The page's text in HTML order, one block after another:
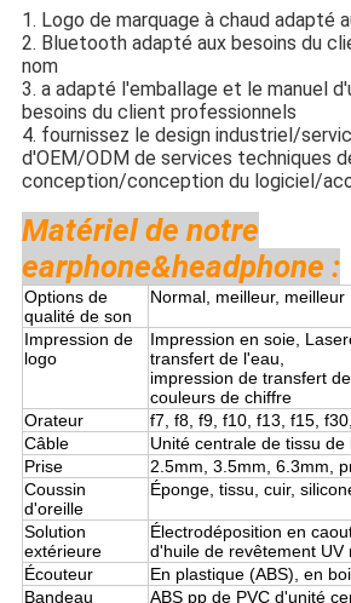
1. Logo de marquage à chaud adapté
2. Bluetooth adapté aux besoins du
nom
3. a adapté l'emballage et le manuel
besoins du client professionnels
4. fournissez le design industriel/
d'OEM/ODM de services techniques
conception/conception du logiciel/
Matériel de notre
earphone&headphone :
Options de
qualité de son
Normal, meilleur, meilleur
Impression de
logo
Impression en soie,
transfert de l'eau,
impression de transfert
couleurs de chiffre
Orateur
f7, f8, f9, f10, f13, f15,
Câble
Unité centrale de tissu de
Prise
2.5mm, 3.5mm, 6.3mm,
Coussin
d'oreille
Éponge, tissu, cuir,
Solution
extérieure
Électrodéposition en
d'huile de revêtement UV
Écouteur
En plastique (ABS), en
Bandeau
ABS pp de PVC d'unité